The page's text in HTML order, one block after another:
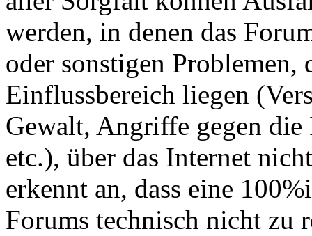
werden, in denen das
oder sonstigen Problemen,
Einflussbereich liegen
Gewalt, Angriffe gegen
etc.), über das Internet
erkennt an, dass eine
Forums technisch nicht zu